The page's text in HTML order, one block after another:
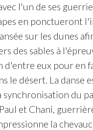
l'un de ses
en ponctueront
sur les dunes
des sables à
d'entre eux pour en
le désert. La danse
synchronisation du
et Chani,
la